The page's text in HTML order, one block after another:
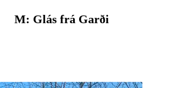
M: Glás frá Garði